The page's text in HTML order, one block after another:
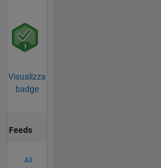
Visualizza
badge
Feeds
All